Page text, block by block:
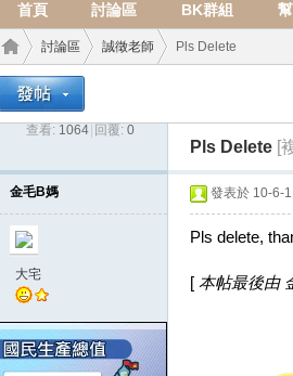
首頁 討論區 BK群組
王國
討論區 誠徵老師 Pls Delete
查看: 1064 回覆: 0
Pls Delete [
金毛B媽
大宅
發表於 10-6-
Pls delete,
[ 本帖最後由